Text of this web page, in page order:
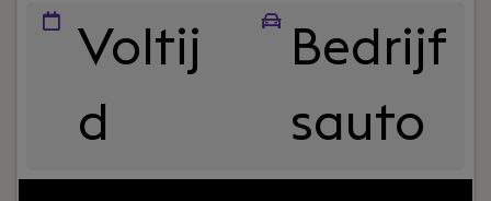
Voltij
d
Bedrijf
sauto